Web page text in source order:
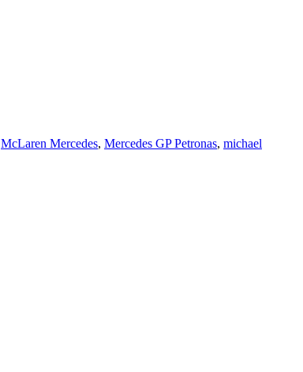
McLaren Mercedes, Mercedes GP Petronas, michael